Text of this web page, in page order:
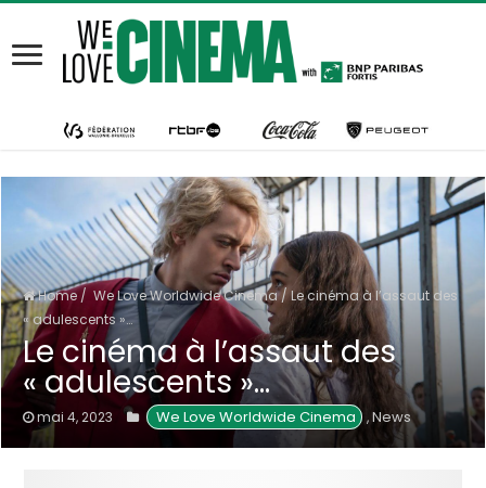
Home / We Love Worldwide Cinema /Le cinéma à l’assaut des
« adulescents »…
Le cinéma à l’assaut des
« adulescents »…
mai 4, 2023 We Love Worldwide Cinema ,News